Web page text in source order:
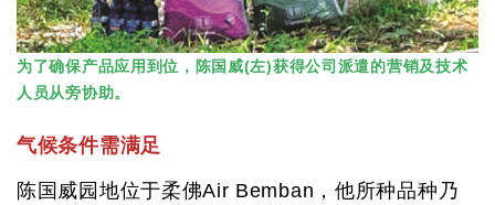
为了确保产品应用到位，陈国威(左)获得公司派遣的营销及技术
人员从旁协助。
气候条件需满足
陈国威园地位于柔佛Air Bemban，他所种品种乃